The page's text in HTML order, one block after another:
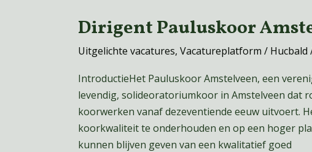
Dirigent Pauluskoor
Uitgelichte vacatures, Vacatureplatform / Hucbald
IntroductieHet Pauluskoor Amstelveen, een
levendig, solideoratoriumkoor in Amstelveen dat
koorwerken vanaf dezeventiende eeuw uitvoert.
koorkwaliteit te onderhouden en op een hoger
kunnen blijven geven van een kwalitatief goed
Dirigent
Pauluskoor
Amstelveen
gezocht